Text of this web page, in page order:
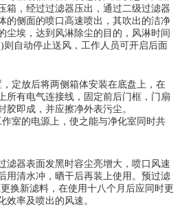
箱，经过过滤器压出，通过二级过滤器
的侧面的喷口高速喷出，其吹出的洁净
尘埃，达到风淋除尘的目的，风淋时间
自动停止送风，工作人员可开启后面
定放后将两侧箱体安装在底盘上，在
所有电气连接线，固定前后门框，门扇
胶即成，并应擦净外表污尘。
室的电源上，使之能与净化室同时共
滤器表面发黑时容尘亮增大，喷口风速
用清水冲，晒干后再装上使用。预过滤
换新滤料，在使用十八个月后应同时更
效率及喷出的风速。